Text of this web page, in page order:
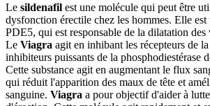
Le sildenafil est une molécule qui peut être
dysfonction érectile chez les hommes. Elle
PDE5, qui est responsable de la dilatation des
Le Viagra agit en inhibant les récepteurs de
inhibiteurs puissants de la phosphodiestérase
Cette substance agit en augmentant le flux
qui réduit l'apparition des maux de tête et
sanguine. Viagra a pour objectif d'aider à